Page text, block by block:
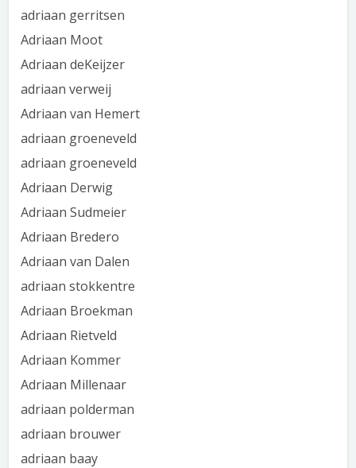
adriaan gerritsen
Adriaan Moot
Adriaan deKeijzer
adriaan verweij
Adriaan van Hemert
adriaan groeneveld
adriaan groeneveld
Adriaan Derwig
Adriaan Sudmeier
Adriaan Bredero
Adriaan van Dalen
adriaan stokkentre
Adriaan Broekman
Adriaan Rietveld
Adriaan Kommer
Adriaan Millenaar
adriaan polderman
adriaan brouwer
adriaan baay